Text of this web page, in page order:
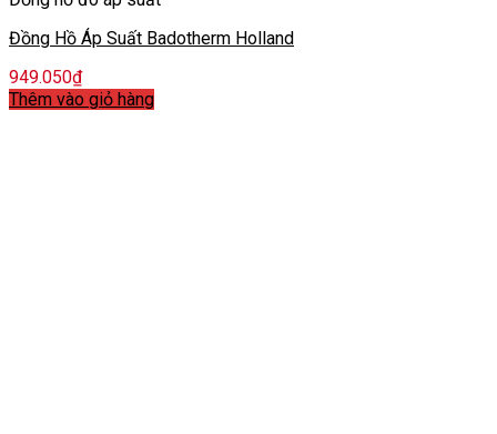
Đồng Hồ Áp Suất Badotherm Holland
949.050₫
Thêm vào giỏ hàng